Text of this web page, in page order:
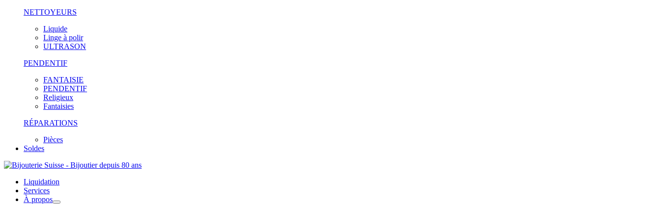
NETTOYEURS
Liquide
Linge à polir
ULTRASON
PENDENTIF
FANTAISIE
PENDENTIF
Religieux
Fantaisies
RÉPARATIONS
Pièces
Soldes
Liquidation
Services
À propos